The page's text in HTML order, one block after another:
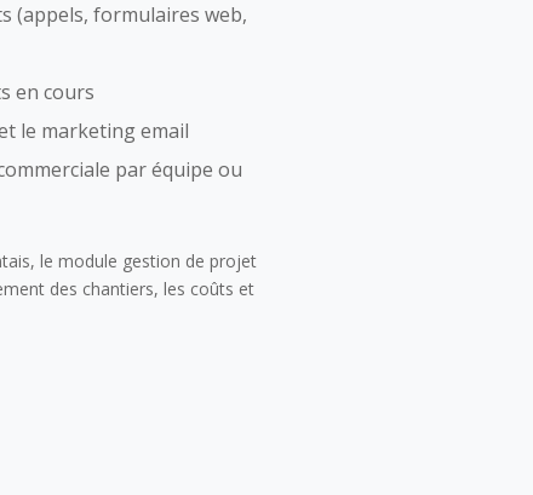
(appels, formulaires web,
en cours
le marketing email
par équipe ou
le module gestion de projet
des chantiers, les coûts et